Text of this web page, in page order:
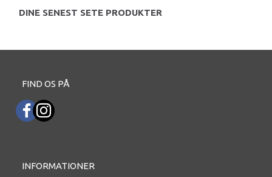
DINE SENEST SETE PRODUKTER
FIND OS PÅ
INFORMATIONER